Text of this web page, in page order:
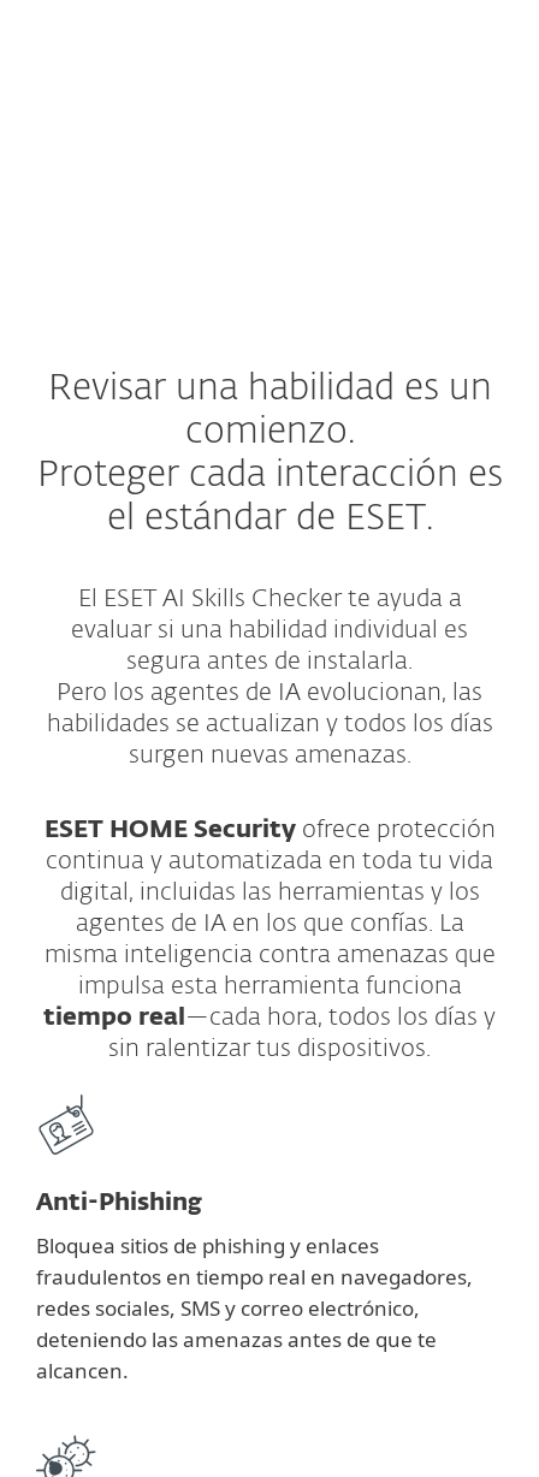
Revisar una habilidad es un
comienzo.
Proteger cada interacción es
el estándar de ESET.
El ESET AI Skills Checker te ayuda a
evaluar si una habilidad individual es
segura antes de instalarla.
Pero los agentes de IA evolucionan, las
habilidades se actualizan y todos los días
surgen nuevas amenazas.
ESET HOME Security ofrece protección
continua y automatizada en toda tu vida
digital, incluidas las herramientas y los
agentes de IA en los que confías. La
misma inteligencia contra amenazas que
impulsa esta herramienta funciona
tiempo real —cada hora, todos los días y
sin ralentizar tus dispositivos.
Anti-Phishing
Bloquea sitios de phishing y enlaces
fraudulentos en tiempo real en navegadores,
redes sociales, SMS y correo electrónico,
deteniendo las amenazas antes de que te
alcancen.